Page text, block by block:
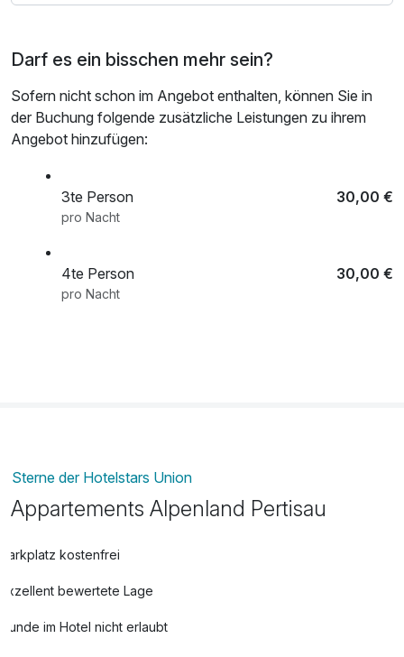
*ACHTUNG: Das Angebot gilt für 2 Personen. Die
findet ihr unter den Zusatzleistungen (bitte für die jeweilige
Nächtedauer dazubuchen) oder diese werden direkt in der
Unterkunft gesondert verrechnet.
Ortstaxe 3€ pro Person /Tag im Preis nicht inkludiert und
vor Ort zu zahlen.
Leistungen inkludiert
Darf es ein bisschen mehr sein?
Sofern nicht schon im Angebot enthalten, können Sie in
der Buchung folgende zusätzliche Leistungen zu ihrem
Angebot hinzufügen:
3te Person 30,00 €
pro Nacht
4te Person 30,00 €
pro Nacht
Sterne der Hotelstars Union
Appartements Alpenland Pertisau
Parkplatz kostenfrei
Exzellent bewertete Lage
Hunde im Hotel nicht erlaubt